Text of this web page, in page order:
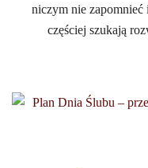
niczym nie zapomnieć
częściej szukają